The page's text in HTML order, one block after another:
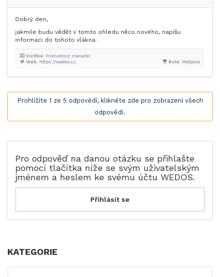
Dobrý den,
jakmile budu vědět v tomto ohledu něco nového, napíšu
informaci do tohoto vlákna.
Role: Podpora
Web: https://wedos.cz
Vizitka: Produktový manažer.
Prohlížíte 1 ze 5 odpovědí, klikněte zde pro zobrazení všech
odpovědí.
Pro odpověď na danou otázku se přihlašte
pomocí tlačítka níže se svým uživatelským
jménem a heslem ke svému účtu WEDOS.
KATEGORIE